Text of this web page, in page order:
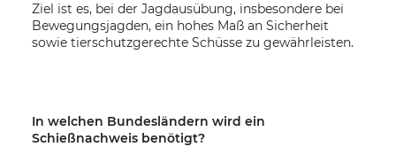
Ziel ist es, bei der Jagdausübung, insbesondere bei
Bewegungsjagden, ein hohes Maß an Sicherheit
sowie tierschutzgerechte Schüsse zu gewährleisten.
In welchen Bundesländern wird ein
Schießnachweis benötigt?